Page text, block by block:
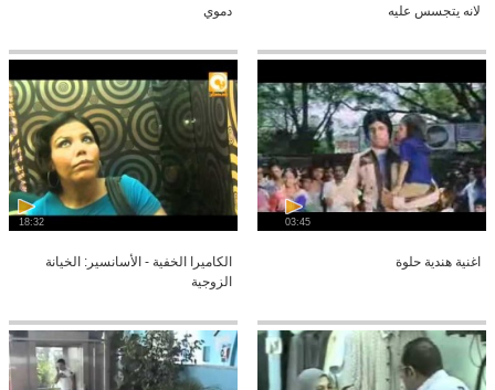
لانه يتجسس عليه
دموي
03:45
اغنية هندية حلوة
18:32
الكاميرا الخفية - الأسانسير: الخيانة
الزوجية